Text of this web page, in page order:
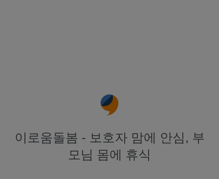
이로움돌봄 - 보호자 맘에 안심, 부
모님 몸에 휴식